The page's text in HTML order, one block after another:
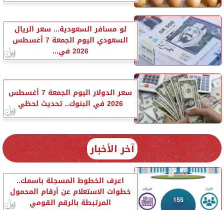
لو مسافر السعودية... سعر الريال
السعودي اليوم الجمعة 7 أغسطس
2026 في...
سعر الدولار اليوم الجمعة 7 أغسطس
2026 في البنوك.. تحديث لحظي
آخر الأخبار
اعرف الخطوط المسجلة باسمك..
خطوات الاستعلام عن أرقام المحمول
المرتبطة بالرقم القومي